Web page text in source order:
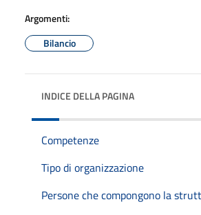
Argomenti:
Bilancio
INDICE DELLA PAGINA
Competenze
Tipo di organizzazione
Persone che compongono la